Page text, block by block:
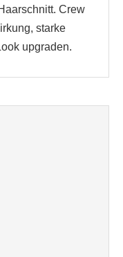
Crew
starke
upgraden.